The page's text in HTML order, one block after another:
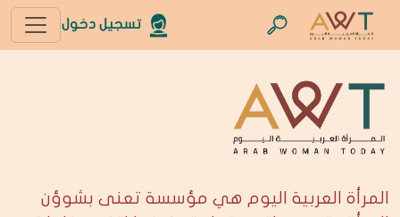
تسجيل دخول
المرأة العربية اليوم هي مؤسسة تعنى بشوؤن